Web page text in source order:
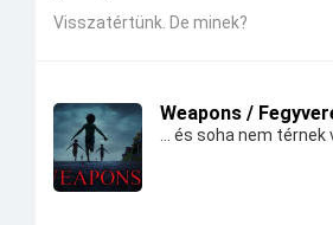
Visszatértünk. De minek?
Weapons /
... és soha nem térnek